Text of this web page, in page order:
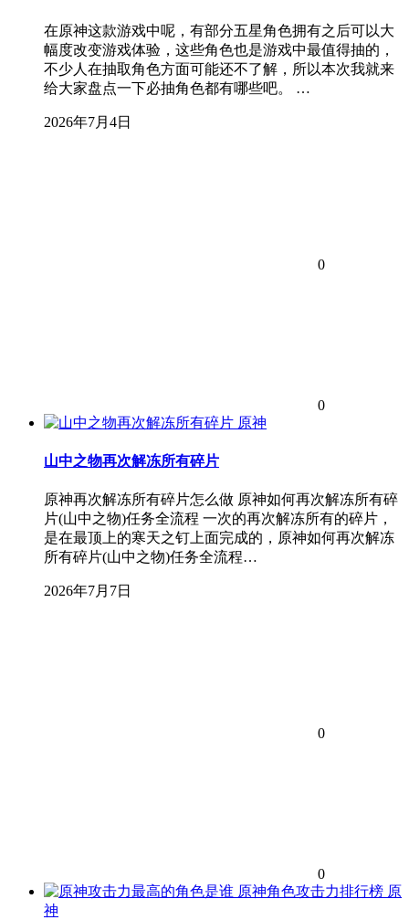
在原神这款游戏中呢，有部分五星角色拥有之后可以大
幅度改变游戏体验，这些角色也是游戏中最值得抽的，
不少人在抽取角色方面可能还不了解，所以本次我就来
给大家盘点一下必抽角色都有哪些吧。 …
2026年7月4日
0
0
原神
山中之物再次解冻所有碎片
原神再次解冻所有碎片怎么做 原神如何再次解冻所有碎
片(山中之物)任务全流程 一次的再次解冻所有的碎片，
是在最顶上的寒天之钉上面完成的，原神如何再次解冻
所有碎片(山中之物)任务全流程…
2026年7月7日
0
0
原
神